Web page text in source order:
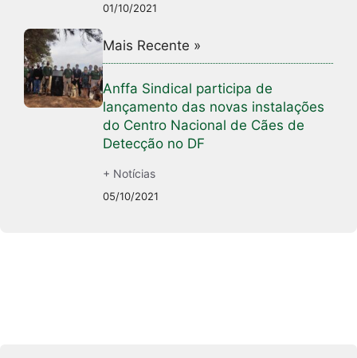
01/10/2021
Mais Recente »
Anffa Sindical participa de
lançamento das novas instalações
do Centro Nacional de Cães de
Detecção no DF
+ Notícias
05/10/2021